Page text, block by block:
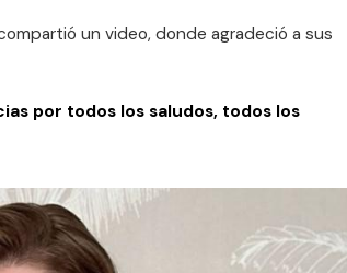
un video, donde agradeció a sus
por todos los saludos, todos los